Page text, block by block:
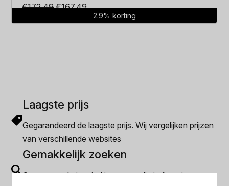
€172.49Oorspronkelijke
€167.49Huidige
prijs
2.9% korting
Laagste prijs
Gegarandeerd de laagste prijs. Wij vergelijken prijzen
van verschillende websites
Gemakkelijk zoeken
Op onze website vind je eenvoudig je favoriete